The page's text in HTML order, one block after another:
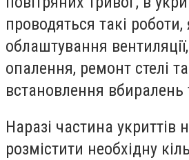
проводяться такі
облаштування
опалення, ремонт стелі
встановлення
Наразі частина укриттів
розмістити необхідну